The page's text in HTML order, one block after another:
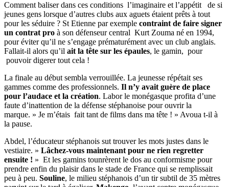
Comment baliser dans ces conditions l’imaginaire et l’appétit de si
jeunes gens lorsque d’autres clubs aux aguets étaient prêts à tout
pour les séduire ? St Etienne par exemple contraint de faire signer
un contrat pro à son défenseur central Kurt Zouma né en 1994,
pour éviter qu’il ne s’engage prématurément avec un club anglais.
Fallait-il alors qu’il ait la tête sur les épaules, le gamin, pour
pouvoir digerer tout cela !
La finale au début sembla verrouillée. La jeunesse répétait ses
gammes comme des professionnels. Il n’y avait guère de place
pour l’audace et la création. Labor le monégasque profita d’une
faute d’inattention de la défense stéphanoise pour ouvrir la
marque. » Je m’étais fait tant de films dans ma tête ! » Avoua t-il à
la pause.
Abdel, l’éducateur stéphanois sut trouver les mots justes dans le
vestiaire. » Lâchez-vous maintenant pour ne rien regretter
ensuite ! » Et les gamins tounrèrent le dos au conformisme pour
prendre enfin du plaisir dans le stade de France qui se remplissait
peu à peu. Souline, le milieu stéphanois d’un tir subtil de 35 mètres